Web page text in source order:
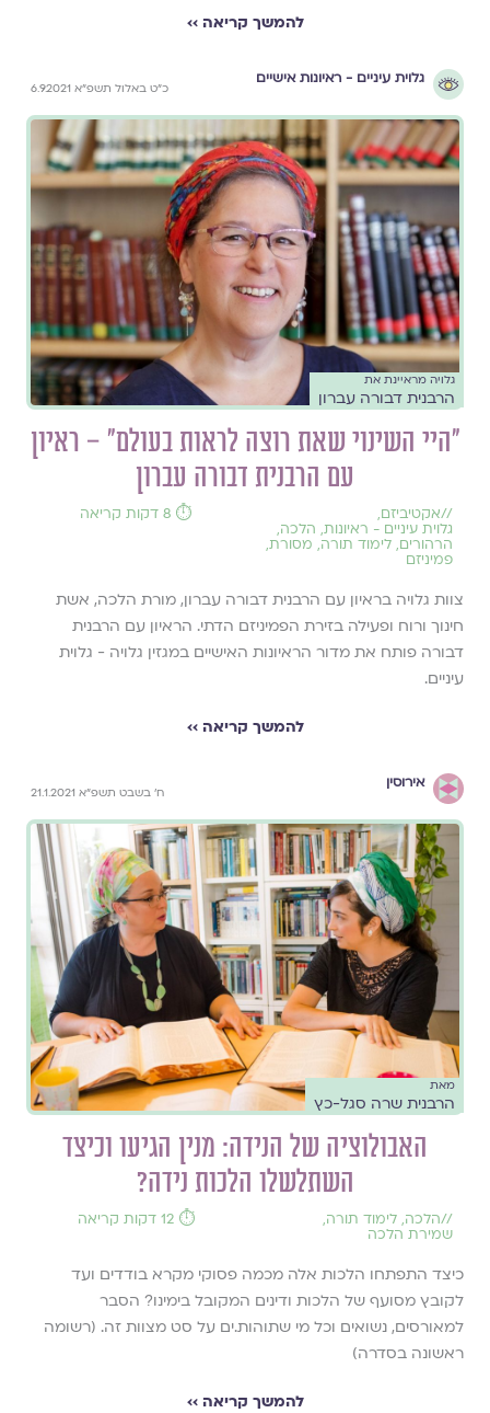
להמשך קריאה ››
גלוית עיניים - ראיונות אישיים
כ"ט באלול תשפ"א 6.9.2021
גלויה מראיינת את
הרבנית דבורה עברון
"היי השינוי שאת רוצה לראות בעולם" – ראיון
עם הרבנית דבורה עברון
//אקטיביזם,
גלוית עיניים - ראיונות, הלכה,
הרהורים, לימוד תורה, מסורת,
פמיניזם
⏱️ 8 דקות קריאה
צוות גלויה בראיון עם הרבנית דבורה עברון, מורת הלכה, אשת
חינוך ורוח ופעילה בזירת הפמיניזם הדתי. הראיון עם הרבנית
דבורה פותח את מדור הראיונות האישיים במגזין גלויה - גלוית
עיניים.
להמשך קריאה ››
אירוסין
ח׳ בשבט תשפ״א 21.1.2021
מאת
הרבנית שרה סגל-כץ
האבולוציה של הנידה: מנין הגיעו וכיצד
השתלשלו הלכות נידה?
//הלכה, לימוד תורה,
שמירת הלכה
⏱️ 12 דקות קריאה
כיצד התפתחו הלכות אלה מכמה פסוקי מקרא בודדים ועד
לקובץ מסועף של הלכות ודינים המקובל בימינו? הסבר
למאורסים, נשואים וכל מי שתוהות.ים על סט מצוות זה. (רשומה
ראשונה בסדרה)
להמשך קריאה ››